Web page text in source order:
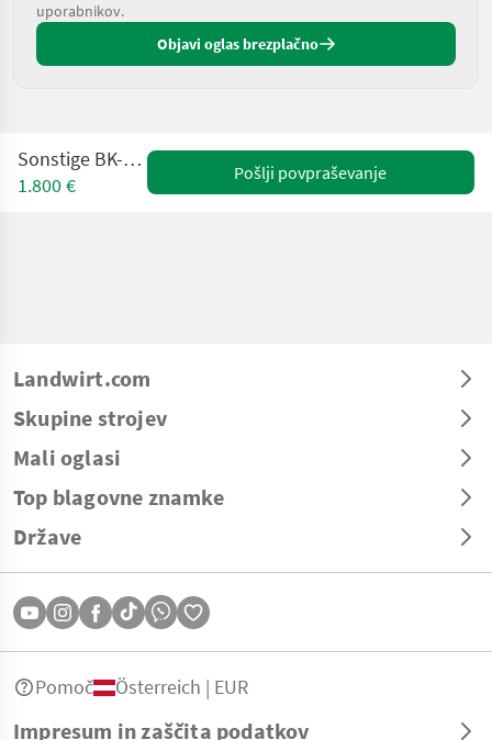
uporabnikov.
Objavi oglas brezplačno
Sonstige BK-hengeren
1.800 €
Pošlji povpraševanje
Landwirt.com
Skupine strojev
Mali oglasi
Top blagovne znamke
Države
Impresum in zaščita podatkov
Pomoč Österreich | EUR